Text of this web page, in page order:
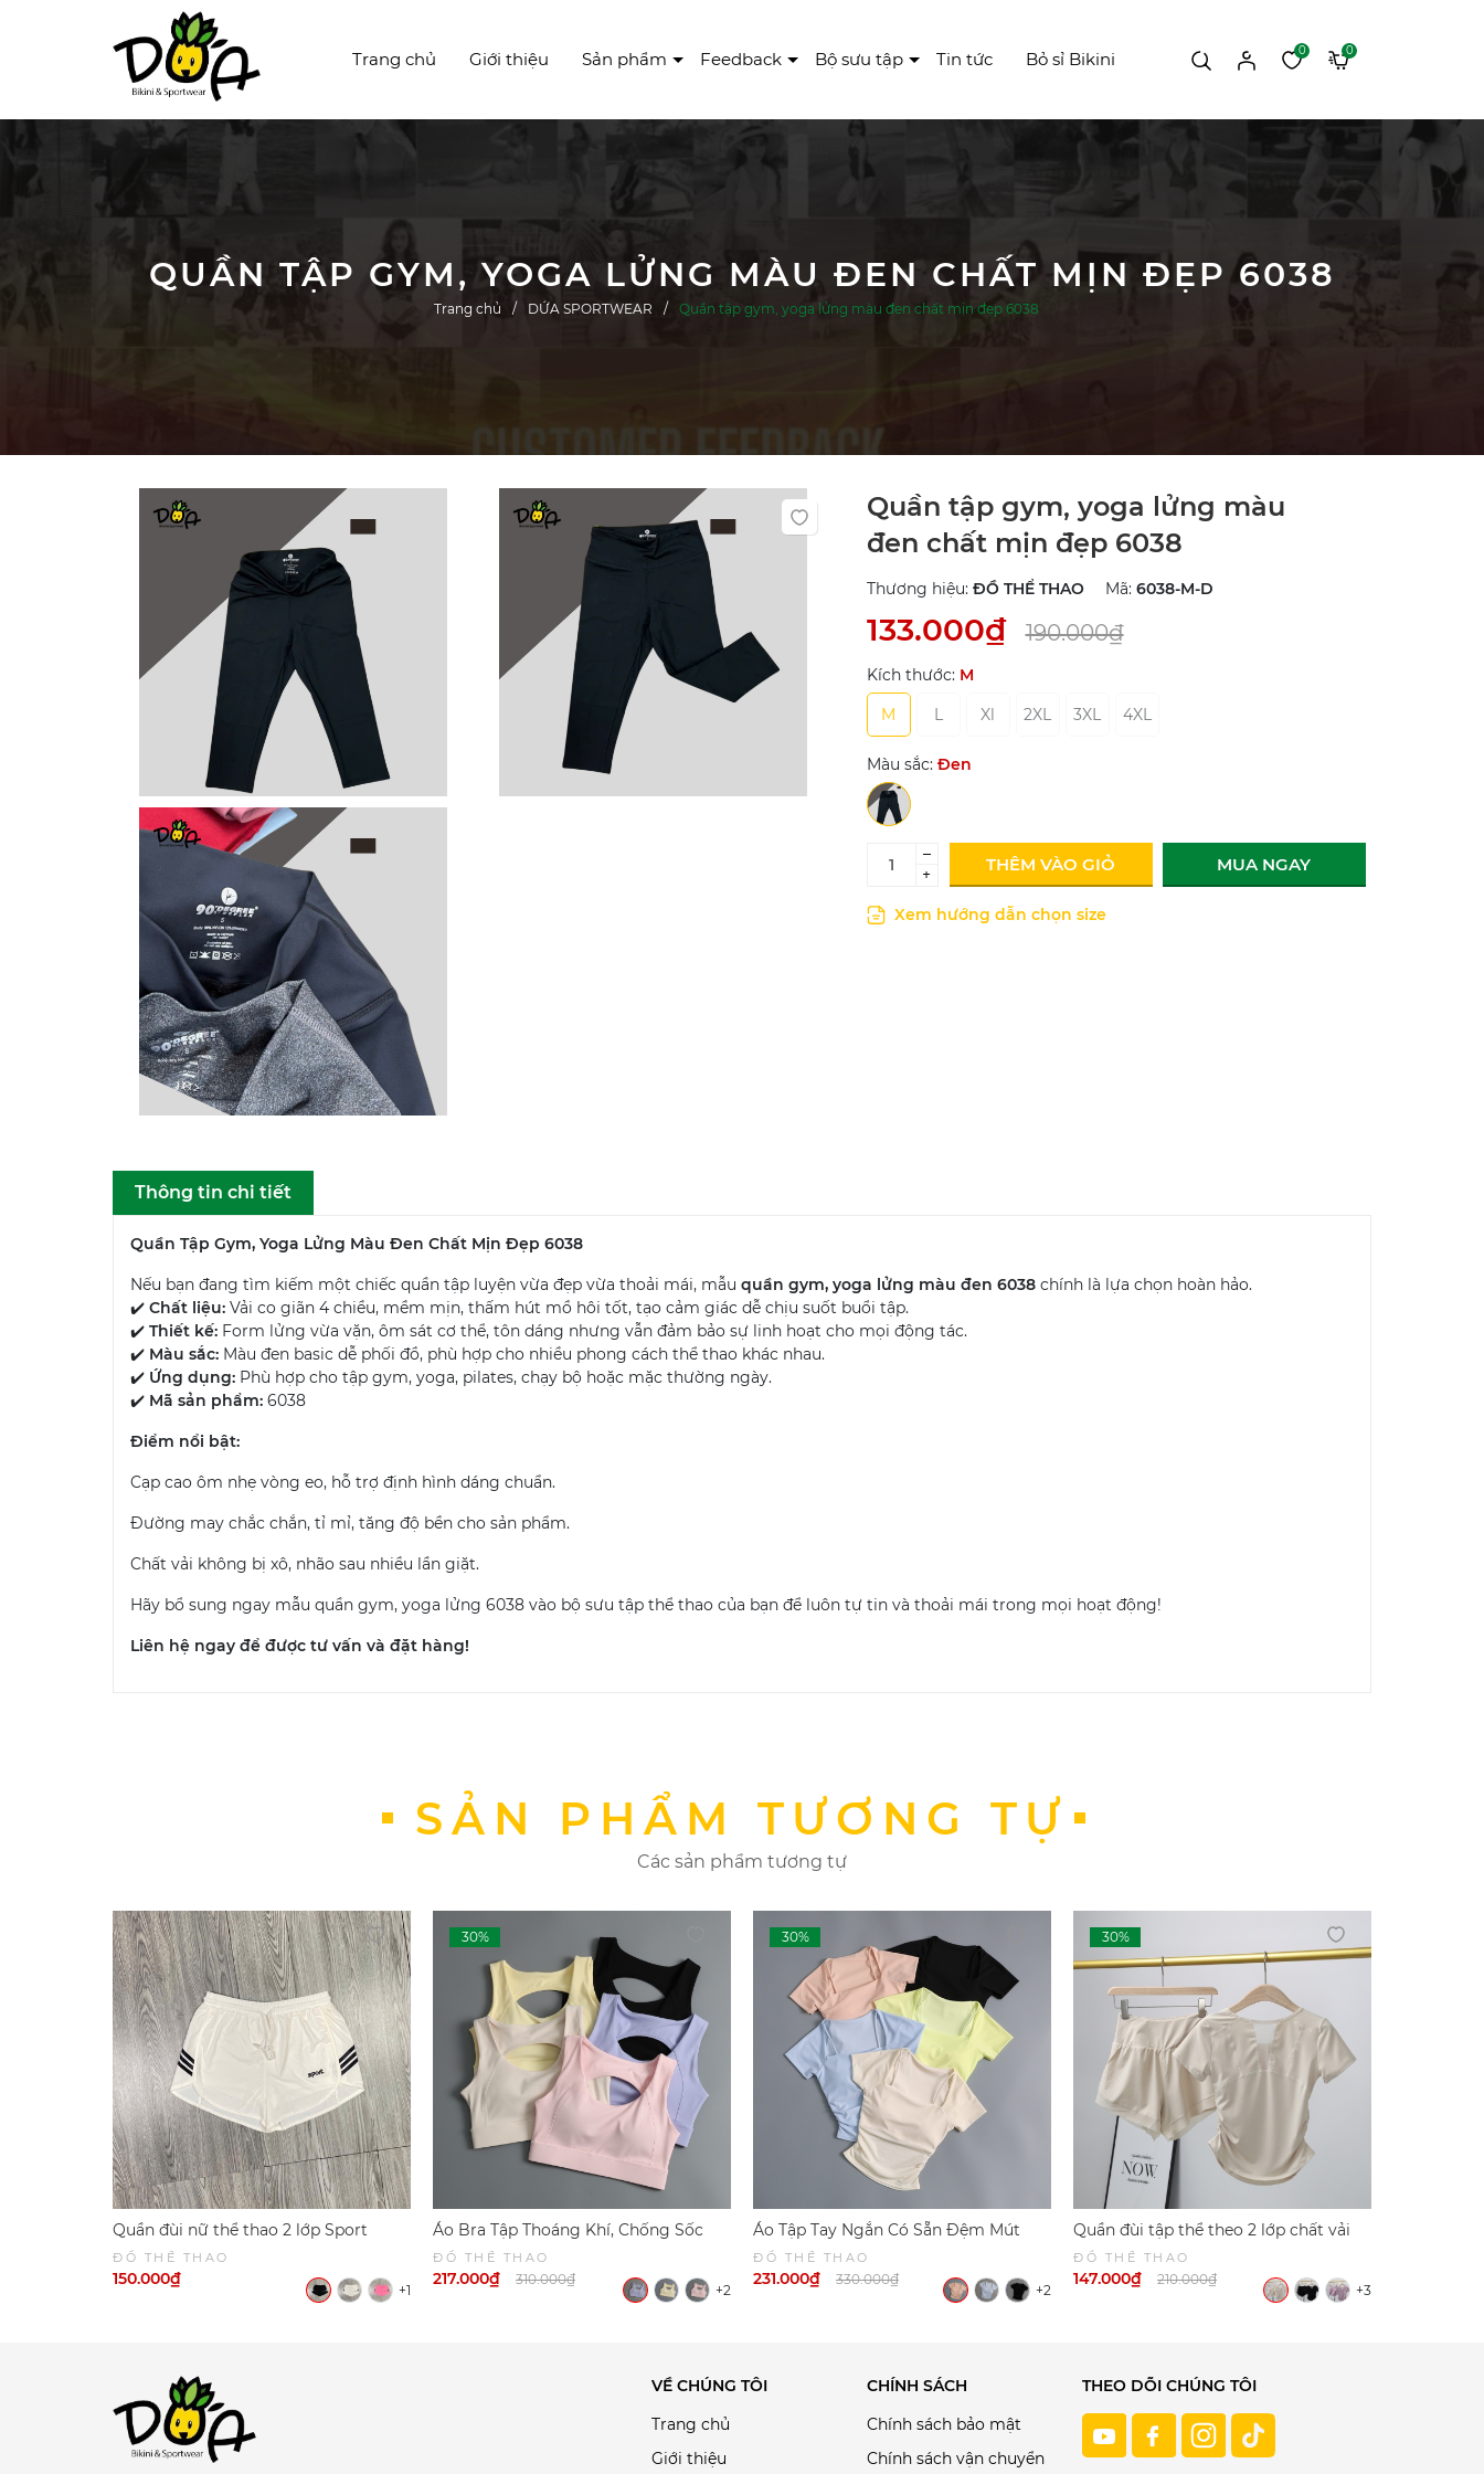
Trang chủ Giới thiệu Sản phẩm Feedback Bộ sưu tập Tin tức Bỏ sỉ Bikini 0 0
QUẦN TẬP GYM, YOGA LỬNG MÀU ĐEN CHẤT MỊN ĐẸP 6038
Trang chủ DỨA SPORTWEAR Quần tập gym, yoga lửng màu đen chất mịn đẹp 6038
Quần tập gym, yoga lửng màu
đen chất mịn đẹp 6038
Thương hiệu: ĐỒ THỂ THAO Mã: 6038-M-D
133.000₫ 190.000₫
Kích thước: M
M
L Xl 2XL 3XL 4XL
Màu sắc: Đen
–
+
THÊM VÀO GIỎ MUA NGAY
Xem hướng dẫn chọn size
Thông tin chi tiết
Quần Tập Gym, Yoga Lửng Màu Đen Chất Mịn Đẹp 6038
Nếu bạn đang tìm kiếm một chiếc quần tập luyện vừa đẹp vừa thoải mái, mẫu quần gym, yoga lửng màu đen 6038 chính là lựa chọn hoàn hảo.
✔️ Chất liệu: Vải co giãn 4 chiều, mềm mịn, thấm hút mồ hôi tốt, tạo cảm giác dễ chịu suốt buổi tập.
✔️ Thiết kế: Form lửng vừa vặn, ôm sát cơ thể, tôn dáng nhưng vẫn đảm bảo sự linh hoạt cho mọi động tác.
✔️ Màu sắc: Màu đen basic dễ phối đồ, phù hợp cho nhiều phong cách thể thao khác nhau.
✔️ Ứng dụng: Phù hợp cho tập gym, yoga, pilates, chạy bộ hoặc mặc thường ngày.
✔️ Mã sản phẩm: 6038
Điểm nổi bật:
Cạp cao ôm nhẹ vòng eo, hỗ trợ định hình dáng chuẩn.
Đường may chắc chắn, tỉ mỉ, tăng độ bền cho sản phẩm.
Chất vải không bị xô, nhão sau nhiều lần giặt.
Hãy bổ sung ngay mẫu quần gym, yoga lửng 6038 vào bộ sưu tập thể thao của bạn để luôn tự tin và thoải mái trong mọi hoạt động!
Liên hệ ngay để được tư vấn và đặt hàng!
SẢN PHẨM TƯƠNG TỰ
Các sản phẩm tương tự
Quần đùi nữ thể thao 2 lớp Sport
6049
ĐỒ THỂ THAO
150.000₫
+1
Áo Bra Tập Thoáng Khí, Chống Sốc
Khi CHạy Bộ 6047 | DỨA BIKINI &
SPORTWEAR
ĐỒ THỂ THAO
217.000₫ 310.000₫
+2
Áo Tập Tay Ngắn Có Sẵn Đệm Mút
Đúc, Áo Tập Yoga, Gym, Pilates 6046 |
DỨA BIKINI & SPORTWEAR
ĐỒ THỂ THAO
231.000₫ 330.000₫
+2
Quần đùi tập thể theo 2 lớp chất vải
mềm mịn thoáng khí 6045
ĐỒ THỂ THAO
147.000₫ 210.000₫
+3
VỀ CHÚNG TÔI
Trang chủ
Giới thiệu
CHÍNH SÁCH
Chính sách bảo mật
Chính sách vận chuyển
THEO DÕI CHÚNG TÔI